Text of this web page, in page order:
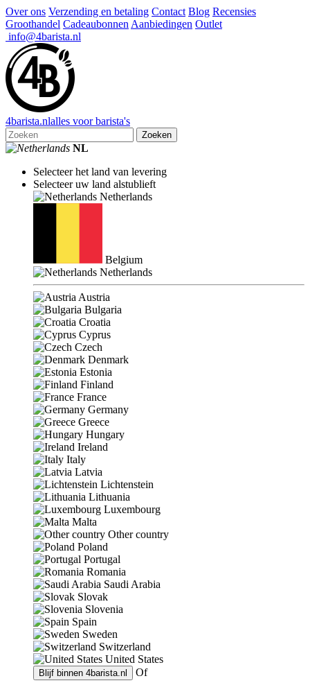
Over ons Verzending en betaling Contact Blog Recensies
Groothandel Cadeaubonnen Aanbiedingen Outlet
info@4barista.nl
4barista.nlalles voor barista's
Zoeken
NL
Selecteer het land van levering
Selecteer uw land alstublieft
Netherlands
Belgium
Netherlands
Austria
Bulgaria
Croatia
Cyprus
Czech
Denmark
Estonia
Finland
France
Germany
Greece
Hungary
Ireland
Italy
Latvia
Lichtenstein
Lithuania
Luxembourg
Malta
Other country
Poland
Portugal
Romania
Saudi Arabia
Slovak
Slovenia
Spain
Sweden
Switzerland
United States
Blijf binnen 4barista.nl Of